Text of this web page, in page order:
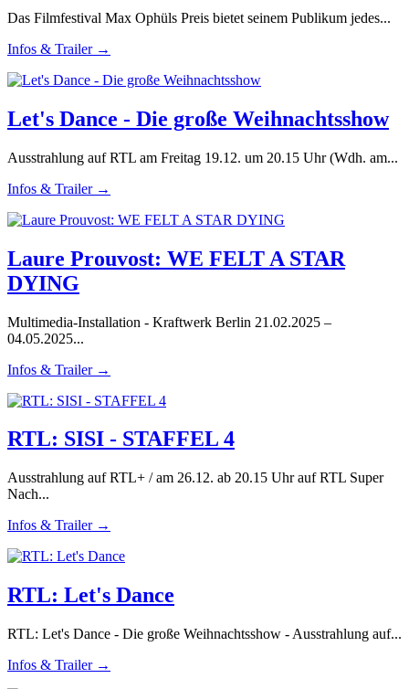
Das Filmfestival Max Ophüls Preis bietet seinem Publikum jedes...
Infos & Trailer →
Let's Dance - Die große Weihnachtsshow
Ausstrahlung auf RTL am Freitag 19.12. um 20.15 Uhr (Wdh. am...
Infos & Trailer →
Laure Prouvost: WE FELT A STAR
DYING
Multimedia-Installation - Kraftwerk Berlin 21.02.2025 –
04.05.2025...
Infos & Trailer →
RTL: SISI - STAFFEL 4
Ausstrahlung auf RTL+ / am 26.12. ab 20.15 Uhr auf RTL Super
Nach...
Infos & Trailer →
RTL: Let's Dance
RTL: Let's Dance - Die große Weihnachtsshow - Ausstrahlung auf...
Infos & Trailer →